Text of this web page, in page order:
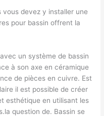
devez y installer une
pour bassin offrent la
un système de bassin
à son axe en céramique
de pièces en cuivre. Est
il est possible de créer
esthétique en utilisant les
question de. Bassin se